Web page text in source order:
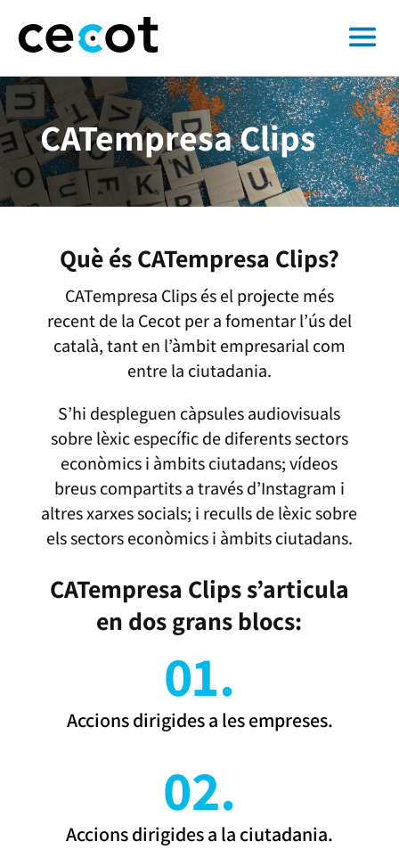
CATempresa Clips
Què és CATempresa Clips?
CATempresa Clips és el projecte més
recent de la Cecot per a fomentar l’ús del
català, tant en l’àmbit empresarial com
entre la ciutadania.
S’hi despleguen càpsules audiovisuals
sobre lèxic específic de diferents sectors
econòmics i àmbits ciutadans; vídeos
breus compartits a través d’Instagram i
altres xarxes socials; i reculls de lèxic sobre
els sectors econòmics i àmbits ciutadans.
CATempresa Clips s’articula
en dos grans blocs:
01.
Accions dirigides a les empreses.
02.
Accions dirigides a la ciutadania.